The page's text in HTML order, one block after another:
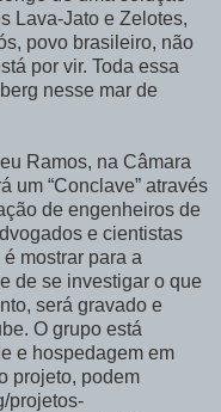
Lava-Jato e Zelotes,
povo brasileiro, não
por vir. Toda essa
nesse mar de
Ramos, na Câmara
um “Conclave” através
de engenheiros de
e cientistas
mostrar para a
de se investigar o que
será gravado e
O grupo está
e hospedagem em
projeto, podem
projetos-